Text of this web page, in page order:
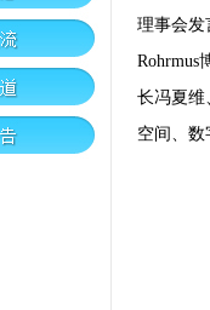
理事会发
Rohrmus
长冯夏维
空间、数